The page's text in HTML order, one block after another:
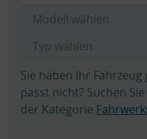
Sie haben Ihr
passt nicht? Suchen
der Kategorie